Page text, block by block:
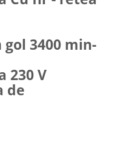
3400 min-
230 V
de